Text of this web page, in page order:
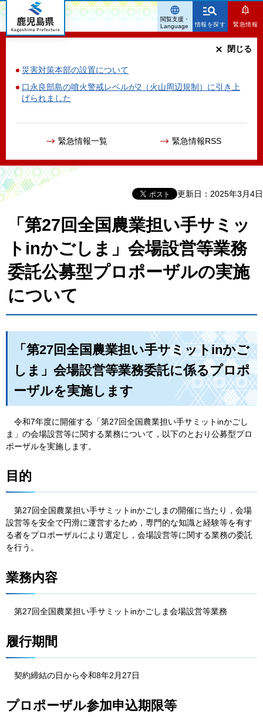
鹿児島県
情報を探す 緊急情報
災害対策本部の設置について
口永良部島の噴火警戒レベルが2（火山周辺規制）に引き上
げられました
緊急情報一覧 緊急情報RSS
閉じる
閲覧支援・
Language
更新日：2025年3月4日
「第27回全国農業担い手サミッ
トinかごしま」会場設営等業務
委託公募型プロポーザルの実施
について
「第27回全国農業担い手サミットinかご
しま」会場設営等業務委託に係るプロポ
ーザルを実施します
令和7年度に開催する「第27回全国農業担い手サミットinかごし
ま」の会場設営等に関する業務について，以下のとおり公募型プロ
ポーザルを実施します。
目的
第27回全国農業担い手サミットinかごしまの開催に当たり，会場
設営等を安全で円滑に運営するため，専門的な知識と経験等を有す
る者をプロポーザルにより選定し，会場設営等に関する業務の委託
を行う。
業務内容
第27回全国農業担い手サミットinかごしま会場設営等業務
履行期間
契約締結の日から令和8年2月27日
プロポーザル参加申込期限等